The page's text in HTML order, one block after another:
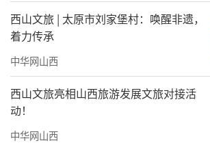
西山文旅 | 太原市刘家堡村：唤醒非遗，
着力传承
中华网山西
西山文旅亮相山西旅游发展文旅对接活
动！
中华网山西